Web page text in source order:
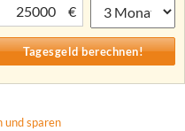
€
und sparen